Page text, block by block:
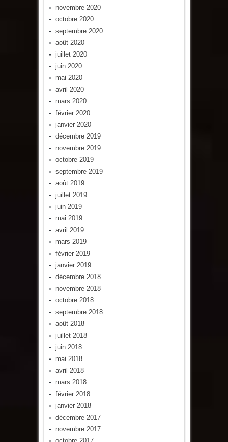
novembre 2020
octobre 2020
septembre 2020
août 2020
juillet 2020
juin 2020
mai 2020
avril 2020
mars 2020
février 2020
janvier 2020
décembre 2019
novembre 2019
octobre 2019
septembre 2019
août 2019
juillet 2019
juin 2019
mai 2019
avril 2019
mars 2019
février 2019
janvier 2019
décembre 2018
novembre 2018
octobre 2018
septembre 2018
août 2018
juillet 2018
juin 2018
mai 2018
avril 2018
mars 2018
février 2018
janvier 2018
décembre 2017
novembre 2017